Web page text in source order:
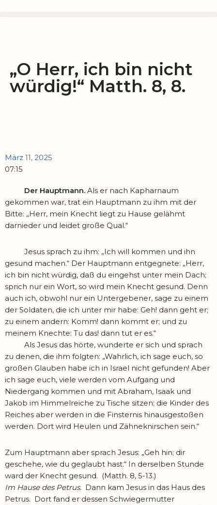
„O Herr, ich bin nicht
würdig!“ Matth. 8, 8.
März 11, 2025
07:15
Der Hauptmann. Als er nach Kapharnaum
gekommen war, trat ein Hauptmann zu ihm mit der
Bitte: „Herr, mein Knecht liegt zu Hause gelähmt
darnieder und leidet große Qual.“
Jesus sprach zu ihm: „Ich will kommen und ihn
gesund machen.“ Der Hauptmann entgegnete: „Herr,
ich bin nicht würdig, daß du eingehst unter mein Dach;
sprich nur ein Wort, so wird mein Knecht gesund. Denn
auch ich, obwohl nur ein Untergebener, sage zu einem
der Soldaten, die ich unter mir habe: Geh! dann geht er;
zu einem andern: Komm! dann kommt er; und zu
meinem Knechte: Tu das! dann tut er es.“
Als Jesus das hörte, wunderte er sich und sprach
zu denen, die ihm folgten: „Wahrlich, ich sage euch, so
großen Glauben habe ich in Israel nicht gefunden! Aber
ich sage euch, viele werden vom Aufgang und
Niedergang kommen und mit Abraham, Isaak und
Jakob im Himmelreiche zu Tische sitzen; die Kinder des
Reiches aber werden in die Finsternis hinausgestoßen
werden. Dort wird Heulen und Zähneknirschen sein.“
Zum Hauptmann aber sprach Jesus: „Geh hin; dir
geschehe, wie du geglaubt hast.“ In derselben Stunde
ward der Knecht gesund. (Matth. 8, 5-13.)
Im Hause des Petrus. Dann kam Jesus in das Haus des
Petrus. Dort fand er dessen Schwiegermutter